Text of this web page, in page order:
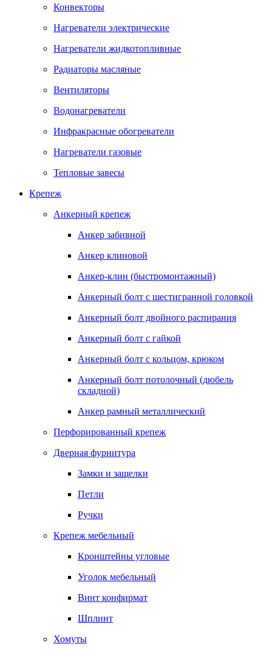
Конвекторы
Нагреватели электрические
Нагреватели жидкотопливные
Радиаторы масляные
Вентиляторы
Водонагреватели
Инфракрасные обогреватели
Нагреватели газовые
Тепловые завесы
Крепеж
Анкерный крепеж
Анкер забивной
Анкер клиновой
Анкер-клин (быстромонтажный)
Анкерный болт с шестигранной головкой
Анкерный болт двойного распирания
Анкерный болт с гайкой
Анкерный болт с кольцом, крюком
Анкерный болт потолочный (дюбель
складной)
Анкер рамный металлический
Перфорированный крепеж
Дверная фурнитура
Замки и защелки
Петли
Ручки
Крепеж мебельный
Кронштейны угловые
Уголок мебельный
Винт конфирмат
Шплинт
Хомуты